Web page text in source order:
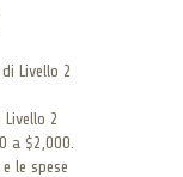
Livello 2
2
a $2,000.
le spese